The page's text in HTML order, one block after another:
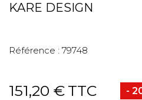
KARE DESIGN
Référence : 79748
151,20 € TTC -